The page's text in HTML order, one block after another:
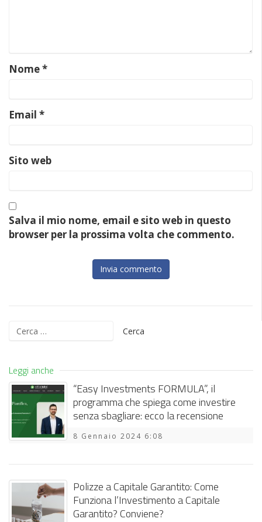
Nome*
Email *
Sito web
Salva il mio nome, email e sito web in questo
browser per la prossima volta che commento.
Ricerca
Leggi anche
“Easy Investments FORMULA”, il
programma che spiega come investire
senza sbagliare: ecco la recensione
8 Gennaio 2024 6:08
Polizze a Capitale Garantito: Come
Funziona l’Investimento a Capitale
Garantito? Conviene?